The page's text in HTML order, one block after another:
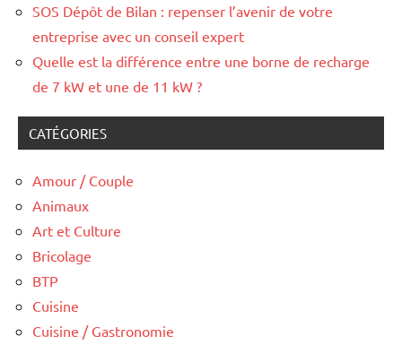
SOS Dépôt de Bilan : repenser l’avenir de votre
entreprise avec un conseil expert
Quelle est la différence entre une borne de recharge
de 7 kW et une de 11 kW ?
CATÉGORIES
Amour / Couple
Animaux
Art et Culture
Bricolage
BTP
Cuisine
Cuisine / Gastronomie